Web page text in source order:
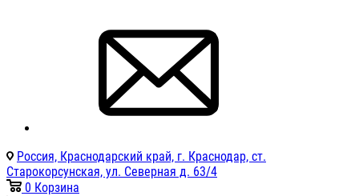
Россия, Краснодарский край, г. Краснодар, ст.
Старокорсунская, ул. Северная д. 63/4
0 Корзина